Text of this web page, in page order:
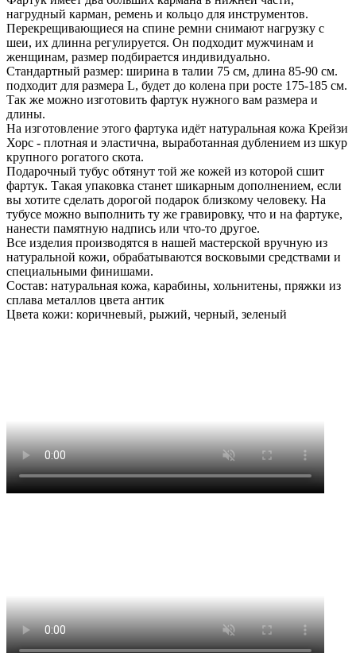
нагрудный карман, ремень и кольцо для инструментов.
Перекрещивающиеся на спине ремни снимают нагрузку с
шеи, их длинна регулируется. Он подходит мужчинам и
женщинам, размер подбирается индивидуально.
Стандартный размер: ширина в талии 75 см, длина 85-90 см.
подходит для размера L, будет до колена при росте 175-185 см.
Так же можно изготовить фартук нужного вам размера и
длины.
На изготовление этого фартука идёт натуральная кожа Крейзи
Хорс - плотная и эластична, выработанная дублением из шкур
крупного рогатого скота.
Подарочный тубус обтянут той же кожей из которой сшит
фартук. Такая упаковка станет шикарным дополнением, если
вы хотите сделать дорогой подарок близкому человеку. На
тубусе можно выполнить ту же гравировку, что и на фартуке,
нанести памятную надпись или что-то другое.
Все изделия производятся в нашей мастерской вручную из
натуральной кожи, обрабатываются восковыми средствами и
специальными финишами.
Состав: натуральная кожа, карабины, хольнитены, пряжки из
сплава металлов цвета антик
Цвета кожи: коричневый, рыжий, черный, зеленый